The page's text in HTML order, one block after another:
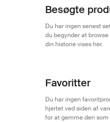
Besøgte
Du har ingen senest
du begynder at browse
din historie vises her.
Favoritter
Du har ingen
hjertet ved siden af
for at gemme den